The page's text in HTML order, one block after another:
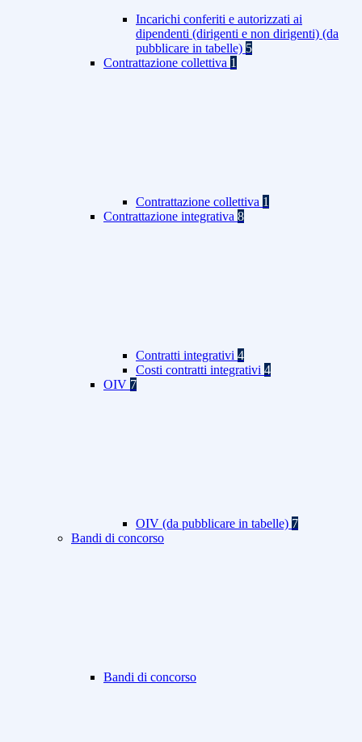
Incarichi conferiti e autorizzati ai
dipendenti (dirigenti e non dirigenti) (da
pubblicare in tabelle) 5
Contrattazione collettiva 1
Contrattazione collettiva 1
Contrattazione integrativa 8
Contratti integrativi 4
Costi contratti integrativi 4
OIV 7
OIV (da pubblicare in tabelle) 7
Bandi di concorso
Bandi di concorso